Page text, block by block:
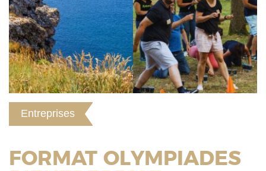
Entreprises
FORMAT OLYMPIADES